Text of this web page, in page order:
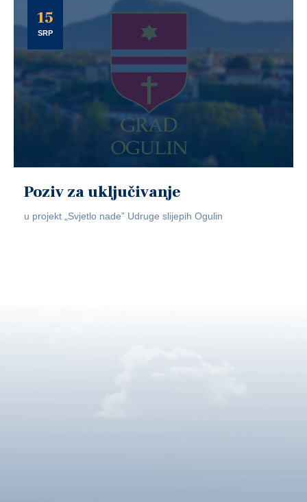
15
SRP
Poziv za uključivanje
u projekt „Svjetlo nade” Udruge slijepih Ogulin